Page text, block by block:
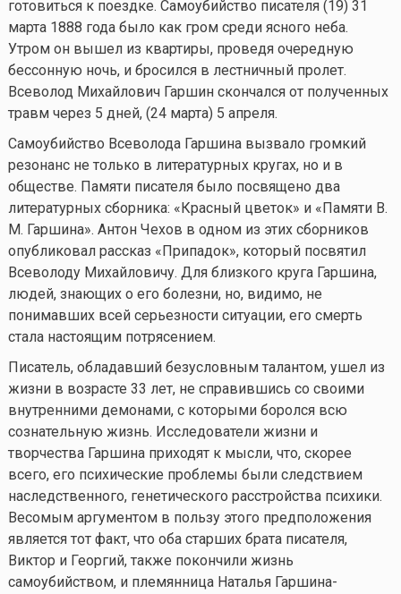
готовиться к поездке. Самоубийство писателя (19) 31
марта 1888 года было как гром среди ясного неба.
Утром он вышел из квартиры, проведя очередную
бессонную ночь, и бросился в лестничный пролет.
Всеволод Михайлович Гаршин скончался от полученных
травм через 5 дней, (24 марта) 5 апреля.
Самоубийство Всеволода Гаршина вызвало громкий
резонанс не только в литературных кругах, но и в
обществе. Памяти писателя было посвящено два
литературных сборника: «Красный цветок» и «Памяти В.
М. Гаршина». Антон Чехов в одном из этих сборников
опубликовал рассказ «Припадок», который посвятил
Всеволоду Михайловичу. Для близкого круга Гаршина,
людей, знающих о его болезни, но, видимо, не
понимавших всей серьезности ситуации, его смерть
стала настоящим потрясением.
Писатель, обладавший безусловным талантом, ушел из
жизни в возрасте 33 лет, не справившись со своими
внутренними демонами, с которыми боролся всю
сознательную жизнь. Исследователи жизни и
творчества Гаршина приходят к мысли, что, скорее
всего, его психические проблемы были следствием
наследственного, генетического расстройства психики.
Весомым аргументом в пользу этого предположения
является тот факт, что оба старших брата писателя,
Виктор и Георгий, также покончили жизнь
самоубийством, и племянница Наталья Гаршина-